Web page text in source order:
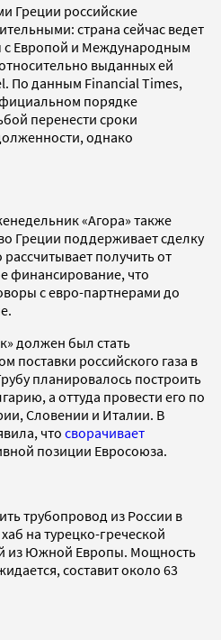
Греции российские
страна сейчас ведет
Европой и Международным
выданных ей
По данным Financial Times,
порядке
перенести сроки
однако
«Агора» также
Греции поддерживает сделку
получить от
финансирование, что
с евро-партнерами до
должен был стать
поставки российского газа в
планировалось построить
а оттуда провести его по
Словении и Италии. В
что сворачивает
позиции Евросоюза.
трубопровод из России в
на турецко-греческой
из Южной Европы. Мощность
составит около 63